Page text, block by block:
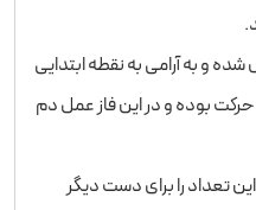
شده و به آرامی به نقطه ابتدایی
بوده و در این فاز عمل دم
تعداد را برای دست دیگر